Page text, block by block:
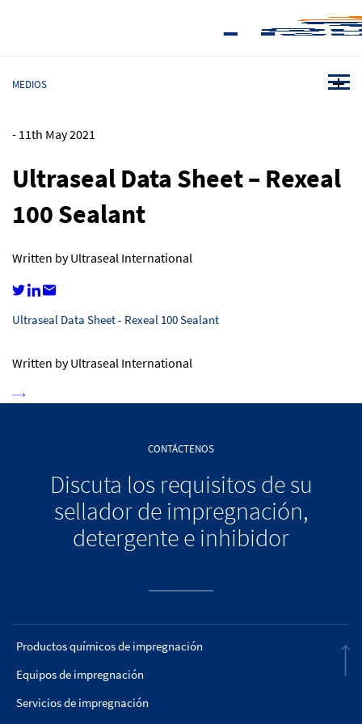
MEDIOS
-11th May 2021
Ultraseal Data Sheet – Rexeal
100 Sealant
Written by Ultraseal International
Ultraseal Data Sheet - Rexeal 100 Sealant
Written by Ultraseal International
CONTÁCTENOS
Discuta los requisitos de su
sellador de impregnación,
detergente e inhibidor
Productos químicos de impregnación
Equipos de impregnación
Servicios de impregnación